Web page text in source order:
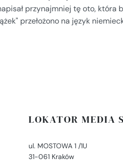
przynajmniej tę oto, która
przełożono na język
LOKATOR MEDIA
ul. MOSTOWA 1 /1U
31-061 Kraków